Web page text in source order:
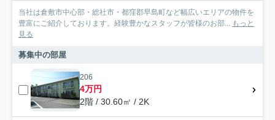
当社は倉敷市中心部・総社市・都窪郡早島町など幅広いエリアの物件を
豊富にご紹介しております。経験豊かなスタッフが皆様のお部... もっと
見る
募集中の部屋
206
4万円
2階 / 30.60㎡ / 2K